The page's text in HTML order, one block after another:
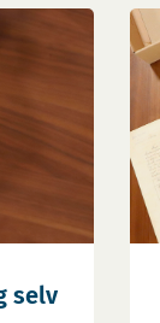
selv